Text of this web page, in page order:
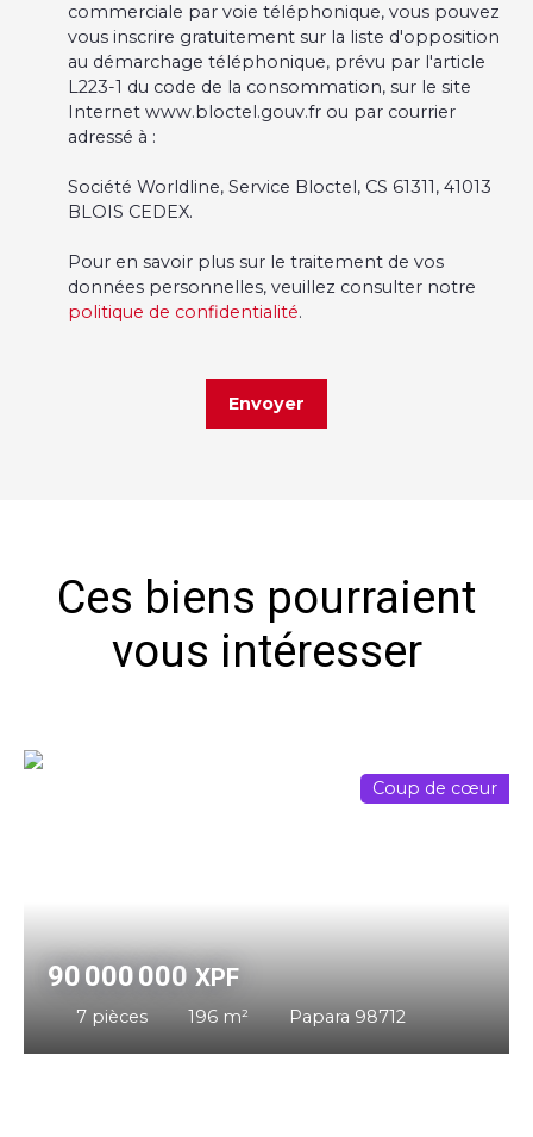
commerciale par voie téléphonique, vous pouvez
vous inscrire gratuitement sur la liste d'opposition
au démarchage téléphonique, prévu par l'article
L223-1 du code de la consommation, sur le site
Internet www.bloctel.gouv.fr ou par courrier
adressé à :
Société Worldline, Service Bloctel, CS 61311, 41013
BLOIS CEDEX.
Pour en savoir plus sur le traitement de vos
données personnelles, veuillez consulter notre
politique de confidentialité.
Envoyer
Ces biens pourraient
vous intéresser
90 000 000XPF
7 pièces 196 m² Papara 98712
Coup de cœur